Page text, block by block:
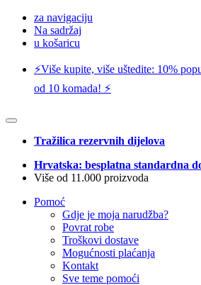
za navigaciju
Na sadržaj
u košaricu
⚡️Više kupite, više uštedite: 10%
od 10 komada! ⚡️
Tražilica rezervnih dijelova
Hrvatska: besplatna standardna
Više od 11.000 proizvoda
Pomoć
Gdje je moja narudžba?
Povrat robe
Troškovi dostave
Mogućnosti plaćanja
Kontakt
Sve teme pomoći